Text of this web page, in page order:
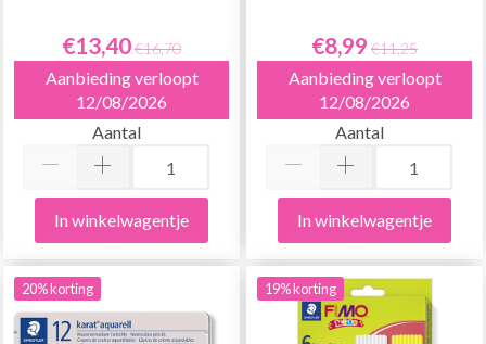
€13,40€16,70
Aanbieding verloopt
12/08/2026
Aantal
In winkelwagentje
€8,99 €11,25
Aanbieding verloopt
12/08/2026
Aantal
In winkelwagentje
20% korting 19% korting